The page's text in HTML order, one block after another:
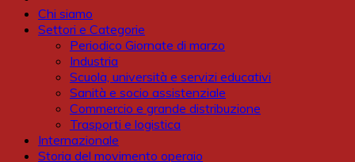
Chi siamo
Settori e Categorie
Periodico Giornate di marzo
Industria
Scuola, università e servizi educativi
Sanità e socio assistenziale
Commercio e grande distribuzione
Trasporti e logistica
Internazionale
Storia del movimento operaio